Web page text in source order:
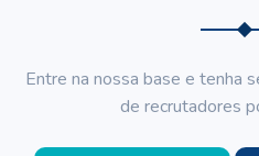
Entre na nossa base e tenha
de recrutadores